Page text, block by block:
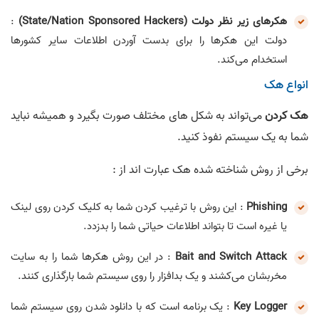
هکرهای زیر نظر دولت (State/Nation Sponsored Hackers)
:
دولت این هکرها را برای بدست آوردن اطلاعات سایر کشورها
استخدام می‌کند.
انواع هک
هک کردنمی‌تواند به شکل های مختلف صورت بگیرد و همیشه نباید
شما به یک سیستم نفوذ کنید.
برخی از روش شناخته شده هک عبارت اند از :
Phishing : این روش با ترغیب کردن شما به کلیک کردن روی لینک
یا غیره است تا بتواند اطلاعات حیاتی شما را بدزدد.
Bait and Switch Attack : در این روش هکرها شما را به سایت
مخربشان می‌کشند و یک بدافزار را روی سیستم شما بارگذاری کنند.
Key Logger : یک برنامه است که با دانلود شدن روی سیستم شما